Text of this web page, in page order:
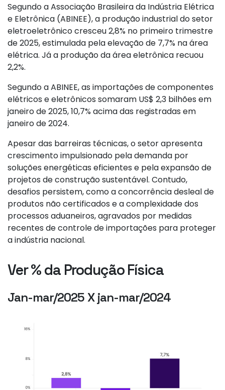
Segundo a Associação Brasileira da Indústria Elétrica
e Eletrônica (ABINEE), a produção industrial do setor
eletroeletrônico cresceu 2,8% no primeiro trimestre
de 2025, estimulada pela elevação de 7,7% na área
elétrica. Já a produção da área eletrônica recuou
2,2%.
Segundo a ABINEE, as importações de componentes
elétricos e eletrônicos somaram US$ 2,3 bilhões em
janeiro de 2025, 10,7% acima das registradas em
janeiro de 2024.
Apesar das barreiras técnicas, o setor apresenta
crescimento impulsionado pela demanda por
soluções energéticas eficientes e pela expansão de
projetos de construção sustentável. Contudo,
desafios persistem, como a concorrência desleal de
produtos não certificados e a complexidade dos
processos aduaneiros, agravados por medidas
recentes de controle de importações para proteger
a indústria nacional.
Ver % da Produção Física
Jan-mar/2025 X jan-mar/2024